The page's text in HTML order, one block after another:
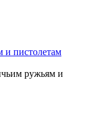
и пистолетам
ружьям и